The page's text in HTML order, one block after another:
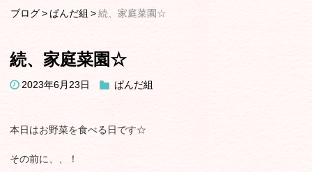
ブログ ぱんだ組 続、家庭菜園☆
続、家庭菜園☆
2023年6月23日 ぱんだ組
本日はお野菜を食べる日です☆
その前に、、！